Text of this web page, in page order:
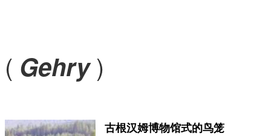
( Gehry)
古根汉姆博物馆式的鸟笼